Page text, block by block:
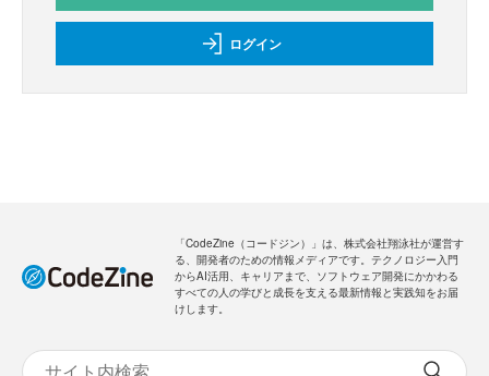
ログイン
「CodeZine（コードジン）」は、株式会社翔泳社が運営す
る、開発者のための情報メディアです。テクノロジー入門
からAI活用、キャリアまで、ソフトウェア開発にかかわる
すべての人の学びと成長を支える最新情報と実践知をお届
けします。